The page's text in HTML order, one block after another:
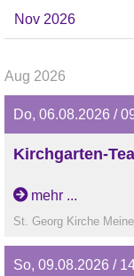
Nov 2026
Aug 2026
Do, 06.08.2026 /
Kirchgarten-
mehr ...
St. Georg Kirche
So, 09.08.2026 /